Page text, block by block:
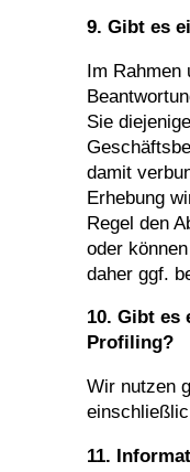
9. Gibt es
Im Rahmen
Sie
damit
Erhebung
Regel den
oder
daher ggf.
10. Gibt es
Profiling?
Wir nutzen
11.